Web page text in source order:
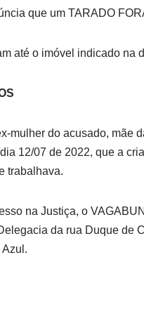
que um TARADO
até o imóvel indicado na
mulher do acusado, mãe
12/07 de 2022, que a
trabalhava.
na Justiça, o
da rua Duque de